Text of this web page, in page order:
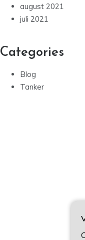
august 2021
juli 2021
Categories
Blog
Tanker